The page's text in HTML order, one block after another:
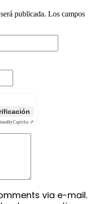
publicada. Los campos
Captcha ⇗
via e-mail.